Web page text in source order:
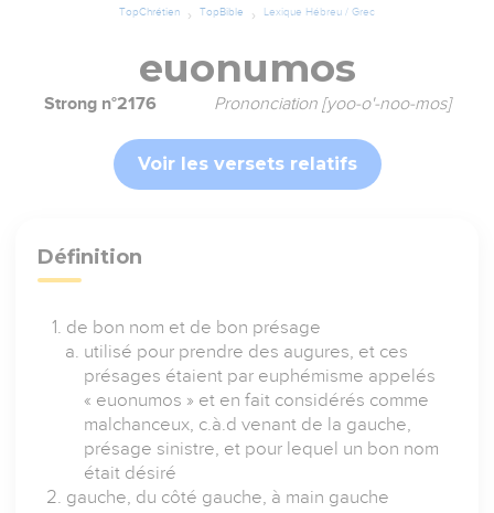
TopChrétien TopBible Lexique Hébreu / Grec
euonumos
Strong n°2176 Prononciation [yoo-o'-noo-mos]
Voir les versets relatifs
Définition
de bon nom et de bon présage
utilisé pour prendre des augures, et ces
présages étaient par euphémisme appelés
« euonumos » et en fait considérés comme
malchanceux, c.à.d venant de la gauche,
présage sinistre, et pour lequel un bon nom
était désiré
gauche, du côté gauche, à main gauche